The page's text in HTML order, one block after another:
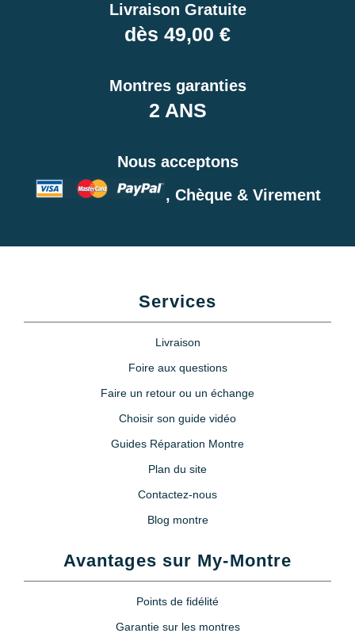
Livraison Gratuite
dès 49,00 €
Montres garanties
2 ANS
Nous acceptons
, Chèque & Virement
Services
Livraison
Foire aux questions
Faire un retour ou un échange
Choisir son guide vidéo
Guides Réparation Montre
Plan du site
Contactez-nous
Blog montre
Avantages sur My-Montre
Points de fidélité
Garantie sur les montres